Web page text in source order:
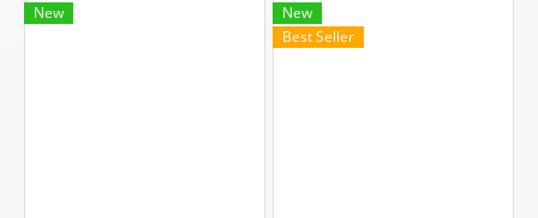
New
New
Best Seller